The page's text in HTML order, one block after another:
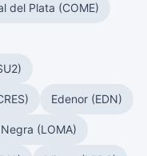
del Plata (COME)
Edenor (EDN)
(LOMA)